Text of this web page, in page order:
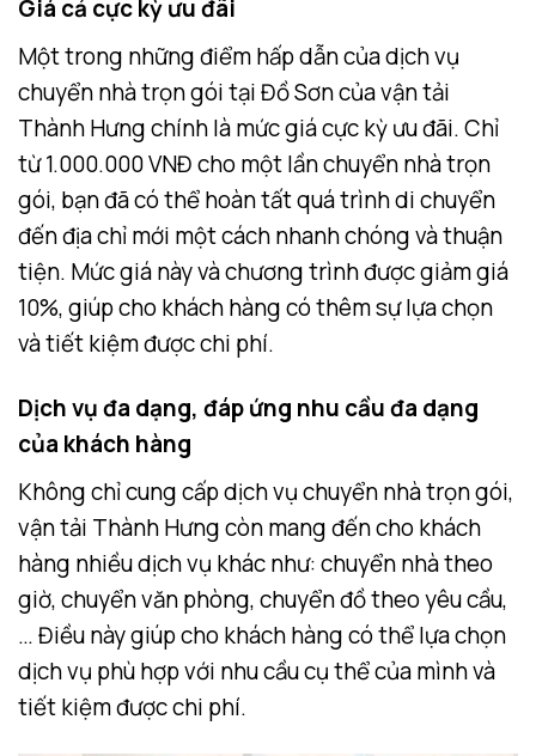
Giá cả cực kỳ ưu đãi
Một trong những điểm hấp dẫn của dịch vụ
chuyển nhà trọn gói tại Đồ Sơn của vận tải
Thành Hưng chính là mức giá cực kỳ ưu đãi. Chỉ
từ 1.000.000 VNĐ cho một lần chuyển nhà trọn
gói, bạn đã có thể hoàn tất quá trình di chuyển
đến địa chỉ mới một cách nhanh chóng và thuận
tiện. Mức giá này và chương trình được giảm giá
10%, giúp cho khách hàng có thêm sự lựa chọn
và tiết kiệm được chi phí.
Dịch vụ đa dạng, đáp ứng nhu cầu đa dạng
của khách hàng
Không chỉ cung cấp dịch vụ chuyển nhà trọn gói,
vận tải Thành Hưng còn mang đến cho khách
hàng nhiều dịch vụ khác như: chuyển nhà theo
giờ, chuyển văn phòng, chuyển đồ theo yêu cầu,
… Điều này giúp cho khách hàng có thể lựa chọn
dịch vụ phù hợp với nhu cầu cụ thể của mình và
tiết kiệm được chi phí.